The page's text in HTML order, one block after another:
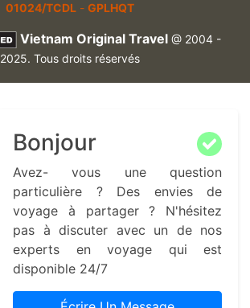
Bonjour
Avez- vous une question
particulière ? Des envies de
voyage à partager ? N'hésitez
pas à discuter avec un de nos
experts en voyage qui est
disponible 24/7
01024/TCDL - GPLHQT
Vietnam Original Travel@ 2004 -
2025. Tous droits réservés